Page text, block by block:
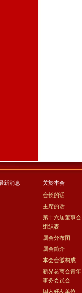
新消息
关於本会
会长的话
主席的话
第十六届董事会
组织表
属会分布图
属会简介
本会会徽构成
新界总商会青年
事务委员会
国内好友单位